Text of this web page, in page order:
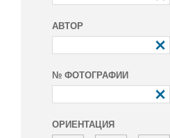
АВТОР
№ ФОТОГРАФИИ
ОРИЕНТАЦИЯ